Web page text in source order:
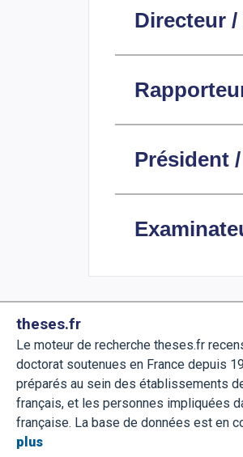
Directeur
Président
theses.fr
Le moteur de recherche theses.fr
doctorat soutenues en France depuis
préparés au sein des établissements
français, et les personnes impliquées
française. La base de données est en
plus